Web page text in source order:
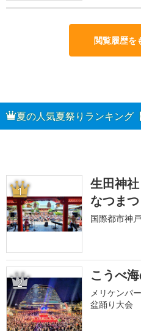
閲覧履歴を
夏の人気夏祭りランキング
1
生田神
なつま
国際都市神
2 こうべ
メリケンパ
盆踊り大会